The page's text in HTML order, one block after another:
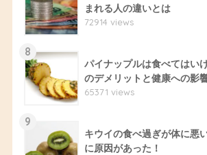
まれる人の違いとは
72914 views
8
パイナップルは食べてはい
のデメリットと健康への影
65371 views
9
キウイの食べ過ぎが体に悪
に原因があった！